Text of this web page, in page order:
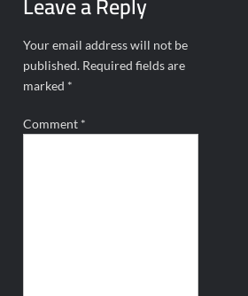
Your email address will not be
published. Required fields are
marked *
Comment *